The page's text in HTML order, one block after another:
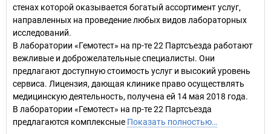
стенах которой оказывается богатый ассортимент услуг,
направленных на проведение любых видов лабораторных
исследований.
В лаборатории «Гемотест» на пр-те 22 Партсъезда работают
вежливые и доброжелательные специалисты. Они
предлагают доступную стоимость услуг и высокий уровень
сервиса. Лицензия, дающая клинике право осуществлять
медицинскую деятельность, получена ей 14 мая 2018 года.
В лаборатории «Гемотест» на пр-те 22 Партсъезда
предлагаются комплексные Показать полностью…